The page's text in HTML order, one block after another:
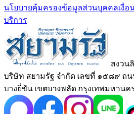
นโยบายคุ้มครองข้อมูลส่วนบุคคลเงื่อ
บริการ
สงวน
บริษัท สยามรัฐ จำกัด เลขที่ ๑๕๘๙ ถ
บางยี่ขัน เขตบางพลัด กรุงเทพมหานค